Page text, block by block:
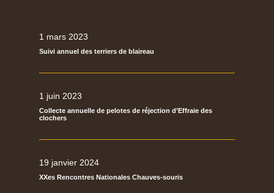
1 mars 2023
Suivi annuel des terriers de blaireau
1 juin 2023
Collecte annuelle de pelotes de réjection d’Effraie des
clochers
19 janvier 2024
XXes Rencontres Nationales Chauves-souris